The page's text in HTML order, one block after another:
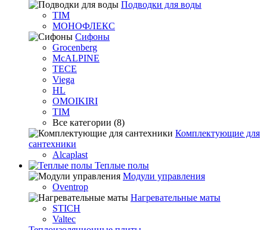
Подводки для воды
TIM
МОНОФЛЕКС
Сифоны
Grocenberg
McALPINE
TECE
Viega
HL
OMOIKIRI
TIM
Все категории (8)
Комплектующие для
сантехники
Alcaplast
Теплые полы
Модули управления
Oventrop
Нагревательные маты
STICH
Valtec